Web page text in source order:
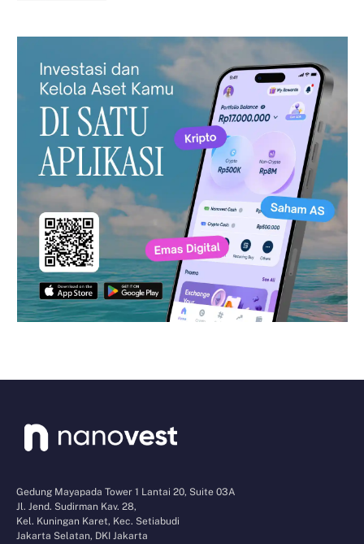
Gedung Mayapada Tower 1 Lantai 20, Suite 03A
Jl. Jend. Sudirman Kav. 28,
Kel. Kuningan Karet, Kec. Setiabudi
Jakarta Selatan, DKI Jakarta